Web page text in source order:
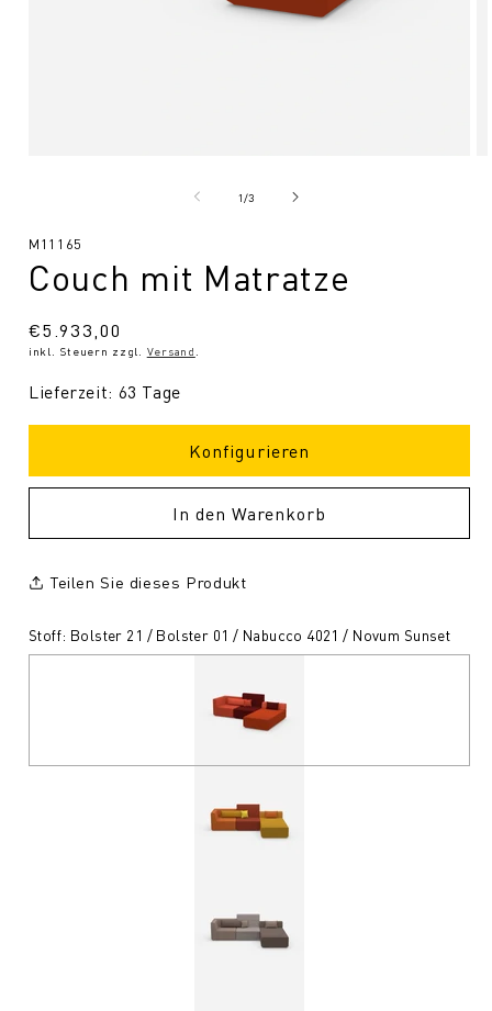
1/von
3
SKU:
M11165
Couch mit Matratze
Normaler
Preis
€5.933,00
inkl. Steuern zzgl. Versand
Lieferzeit: 63 Tage
Konfigurieren
In den Warenkorb
Teilen Sie dieses Produkt
Stoff: Bolster 21 / Bolster 01 / Nabucco 4021 / Novum Sunset